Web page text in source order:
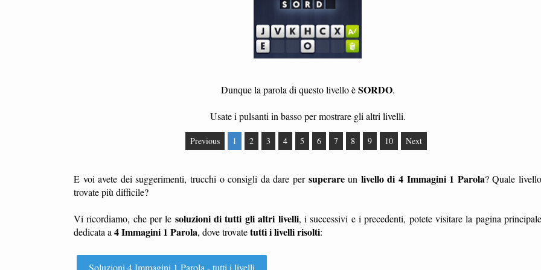
Dunque la parola di questo livello èSORDO.
Usate i pulsanti in basso per mostrare gli altri livelli.
Previous 1 2 3 4 5 6 7 8 9 10 Next
E voi avete dei suggerimenti, trucchi o consigli da dare per superareun livello di 4 Immagini 1 Parola? Quale
trovate più difficile?
Vi ricordiamo, che per le soluzioni di tutti gli altri livelli, i successivi e i precedenti, potete visitare la pagina principale
dedicata a4 Immagini 1 Parola, dove trovatetutti i livelli risolti: